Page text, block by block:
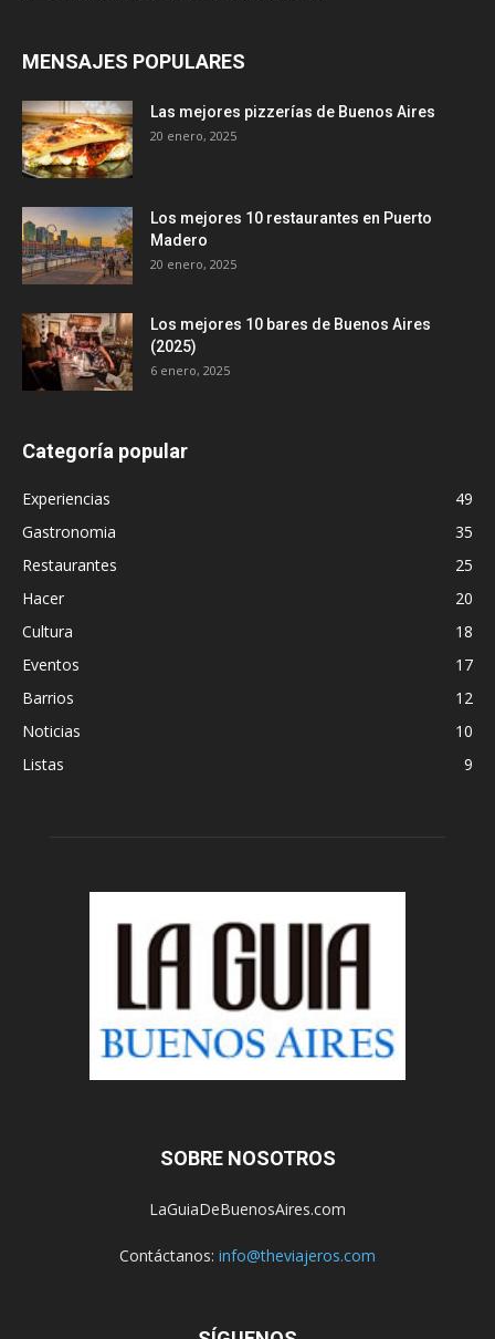
MENSAJES POPULARES
Las mejores pizzerías de Buenos Aires
20 enero, 2025
Los mejores 10 restaurantes en Puerto
Madero
20 enero, 2025
Los mejores 10 bares de Buenos Aires
(2025)
6 enero, 2025
Categoría popular
Experiencias
49
Gastronomia
35
Restaurantes
25
Hacer
20
Cultura
18
Eventos
17
Barrios
12
Noticias
10
Listas
9
SOBRE NOSOTROS
LaGuiaDeBuenosAires.com
Contáctanos: info@theviajeros.com